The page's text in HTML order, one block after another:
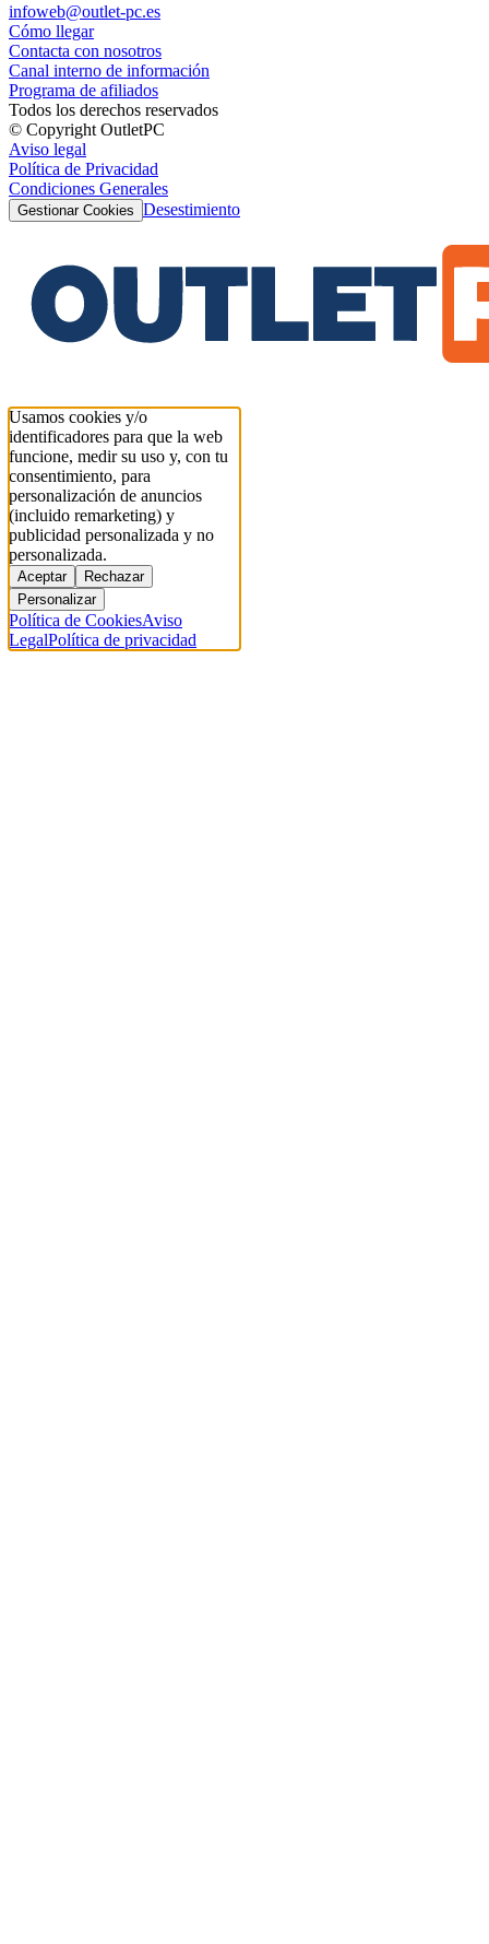
infoweb@outlet-pc.es
Cómo llegar
Contacta con nosotros
Canal interno de información
Programa de afiliados
Todos los derechos reservados
© Copyright OutletPC
Aviso legal
Política de Privacidad
Condiciones Generales
Gestionar Cookies Desestimiento
Usamos cookies y/o
identificadores para que la web
funcione, medir su uso y, con tu
consentimiento, para
personalización de anuncios
(incluido remarketing) y
publicidad personalizada y no
personalizada.
Aceptar
Rechazar
Personalizar
Política de CookiesAviso
LegalPolítica de privacidad